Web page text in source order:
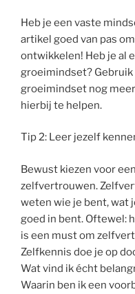
Heb je een vaste
artikel goed van pas
ontwikkelen! Heb je al
groeimindset?
groeimindset nog
hierbij te helpen.
Tip 2: Leer jezelf
Bewust kiezen voor
zelfvertrouwen.
weten wie je bent, wat
goed in bent. Oftewel:
is een must om
Zelfkennis doe je op
Wat vind ik écht
Waarin ben ik een